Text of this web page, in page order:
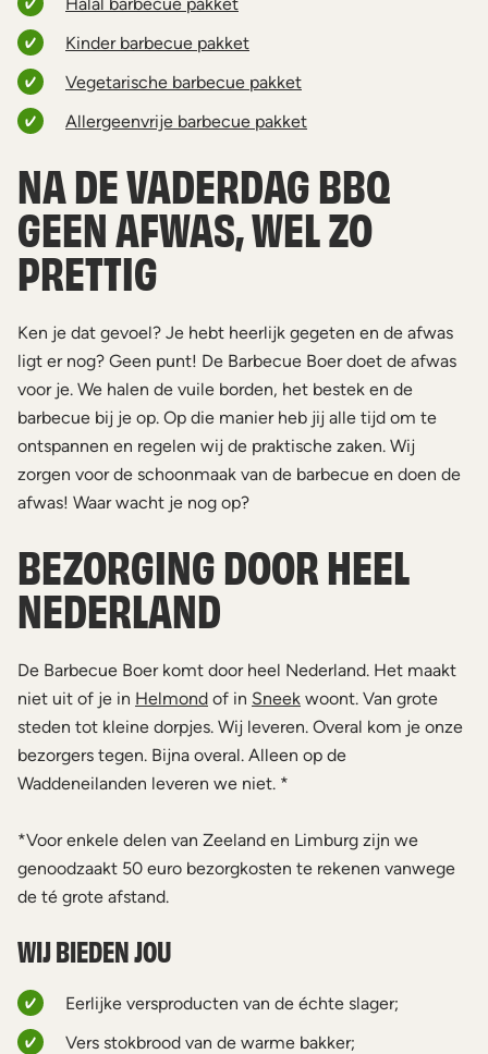
Kinder barbecue pakket
Vegetarische barbecue pakket
Allergeenvrije barbecue pakket
NA DE VADERDAG BBQ
GEEN AFWAS, WEL ZO
PRETTIG
Ken je dat gevoel? Je hebt heerlijk gegeten en de afwas
ligt er nog? Geen punt! De Barbecue Boer doet de afwas
voor je. We halen de vuile borden, het bestek en de
barbecue bij je op. Op die manier heb jij alle tijd om te
ontspannen en regelen wij de praktische zaken. Wij
zorgen voor de schoonmaak van de barbecue en doen de
afwas! Waar wacht je nog op?
BEZORGING DOOR HEEL
NEDERLAND
De Barbecue Boer komt door heel Nederland. Het maakt
niet uit of je in Helmond of in Sneek woont. Van grote
steden tot kleine dorpjes. Wij leveren. Overal kom je onze
bezorgers tegen. Bijna overal. Alleen op de
Waddeneilanden leveren we niet. *
*Voor enkele delen van Zeeland en Limburg zijn we
genoodzaakt 50 euro bezorgkosten te rekenen vanwege
de té grote afstand.
WIJ BIEDEN JOU
Eerlijke versproducten van de échte slager;
Vers stokbrood van de warme bakker;